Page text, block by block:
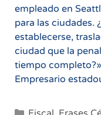
empleado en
para las ciudades.
establecerse,
ciudad que la
tiempo
Empresario
Categorías